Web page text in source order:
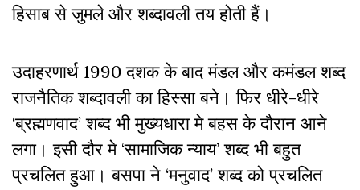
हिसाब से जुमले और शब्दावली तय होती हैं।
उदाहरणार्थ 1990 दशक के बाद मंडल और कमंडल शब्द
राजनैतिक शब्दावली का हिस्सा बने। फिर धीरे-धीरे
‘ब्रह्मणवाद’ शब्द भी मुख्यधारा मे बहस के दौरान आने
लगा। इसी दौर मे ‘सामाजिक न्याय’ शब्द भी बहुत
प्रचलित हुआ। बसपा ने ‘मनुवाद’ शब्द को प्रचलित